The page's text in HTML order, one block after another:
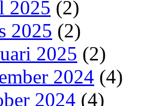
2025 (2)
2025 (2)
2025 (2)
2024 (4)
2024 (4)